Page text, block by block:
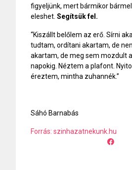
figyeljünk, mert bármikor
eleshet. Segítsük fel.
“Kiszállt belőlem az erő. Sírni
tudtam, ordítani akartam, de
akartam, de meg sem mozdult
napokig. Néztem a plafont.
éreztem, mintha zuhannék.”
Sáhó Barnabás
Forrás: szinhazatnekunk.hu